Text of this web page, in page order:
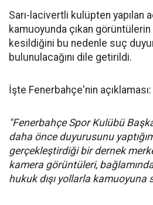
Sarı-lacivertli kulüpten yapılan
kamuoyunda çıkan görüntülerin
kesildiğini bu nedenle suç
bulunulacağını dile getirildi.
İşte Fenerbahçe'nin açıklaması:
"Fenerbahçe Spor Kulübü
daha önce duyurusunu
gerçekleştirdiği bir dernek
kamera görüntüleri,
hukuk dışı yollarla kamuoyuna